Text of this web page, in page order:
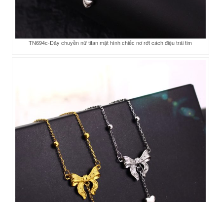
TN694c-Dây chuyền nữ titan mặt hình chiếc nơ rớt cách điệu trái tim